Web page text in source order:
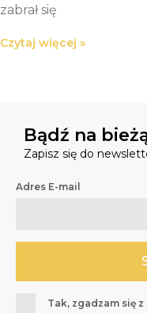
zabrał się
Czytaj więcej »
Bądź na
Zapisz się do
Adres E-mail
Tak, zgadzam się z